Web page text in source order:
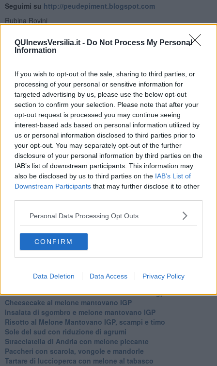
QUInewsVersilia.it - Do Not Process My Personal
Information
If you wish to opt-out of the sale, sharing to third parties, or
processing of your personal or sensitive information for
targeted advertising by us, please use the below opt-out
section to confirm your selection. Please note that after your
opt-out request is processed you may continue seeing
interest-based ads based on personal information utilized by
us or personal information disclosed to third parties prior to
your opt-out. You may separately opt-out of the further
disclosure of your personal information by third parties on the
IAB’s list of downstream participants. This information may
also be disclosed by us to third parties on the IAB’s List of
Downstream Participants that may further disclose it to other
Personal Data Processing Opt Outs
CONFIRM
Data Deletion Data Access Privacy Policy
Seguimi su http://peudepiment.blogspot.com
Rubina Rovini
Se vuoi leggere le notizie principali della Toscana iscriviti alla
Newsletter QUInews - ToscanaMedia.Arriva gratis tutti i giorni
alle 20:00 direttamente nella tua casella di posta.
Basta cliccareQUI
Ti potrebbe interessare anche:
Articoli dal Blog “Raccontare di Gusto” di Rubina Rovini
Vellutata di cime di rapa al cumino e latte di cocco
Spaghetti con crema di zucca e...
Crostatina con crema al grana padano, gelatina al melone e
Gelato al melone mantovano
Liquore al melone mantovano igp e peperoncino
Bon Bon di melone mantovano igp al grana padano
Melone mantovano IGP liquido con crostacei e molluschi
Carpaccio di manzo con caprino al melone mantovano
Gnocchetti al pesto di melone mantovano IGP
Tartare di fassona con melone,grue di cacao e timo
Gelatine al cardamomo e melone mantovano igp
Cheesecake al melone mantovano IGP
Insalata di sgombro e melone mantovano IGP
Risotto al Melone Mantovano IGP, scampi e timo
Sole del sud con riduzione di agrumi
Stracciatella di Andria con melone piccante
Paccheri con scarola, vongole e mandorle
Tartare di luccioperca con melone al tabasco